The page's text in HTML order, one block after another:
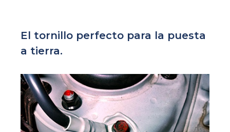
El tornillo perfecto para la puesta
a tierra.